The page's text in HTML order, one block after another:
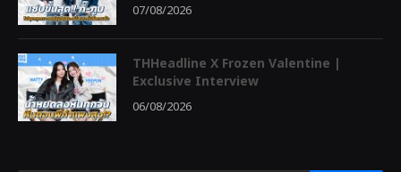
07/08/2026
THHeadline X Frozen Valentine |
Exclusive Interview
06/08/2026